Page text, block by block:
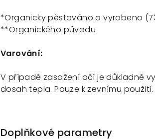
*Organicky pěstováno a vyrobeno
**Organického původu
Varování:
V případě zasažení očí je důkladně
dosah tepla. Pouze k zevnímu
Doplňkové parametry